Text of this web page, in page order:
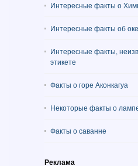
Интересные факты о
Интересные факты об
Интересные факты,
этикете
Факты о горе Аконкагуа
Некоторые факты о
Факты о саванне
Реклама